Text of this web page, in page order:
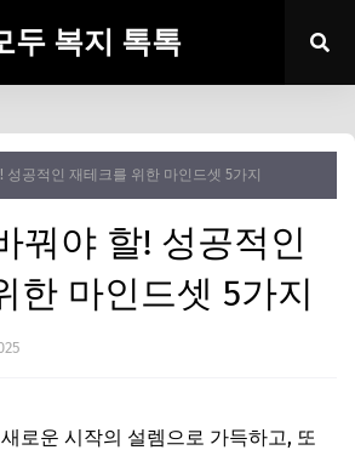
두 복지 톡톡
성공적인 재테크를 위한 마인드셋 5가지
꿔야 할! 성공적인
한 마인드셋 5가지
로운 시작의 설렘으로 가득하고, 또